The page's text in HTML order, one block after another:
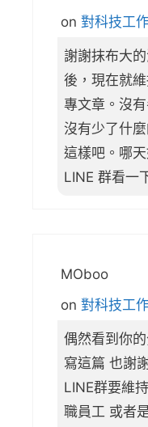
on 對科技工
謝謝抹布大
後，現在就
專文章。沒
沒有少了什
這樣吧。哪
LINE 群看一
MOboo
on 對科技工
偶然看到你
寫這篇 也謝
LINE群要維
職員工 或者